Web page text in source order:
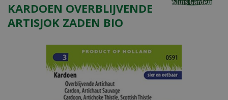
KARDOEN OVERBLIJVENDE
ARTISJOK ZADEN BIO